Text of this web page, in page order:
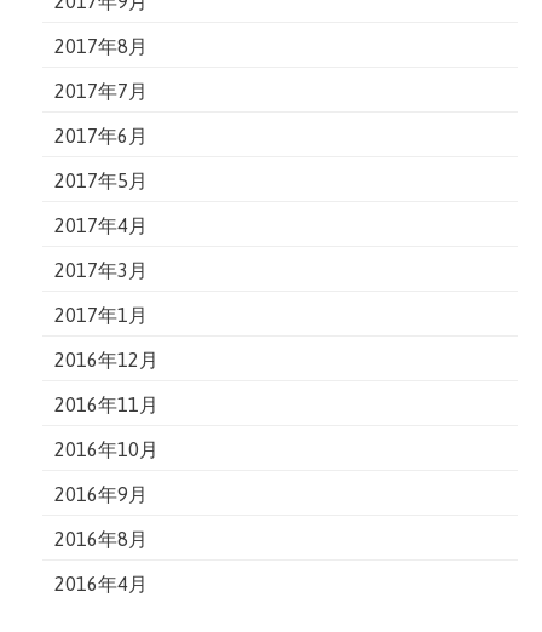
2017年8月
2017年7月
2017年6月
2017年5月
2017年4月
2017年3月
2017年1月
2016年12月
2016年11月
2016年10月
2016年9月
2016年8月
2016年4月